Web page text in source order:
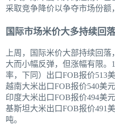
采取竞争降价以争夺市场份额
国际市场米价大多持续回
上周，国际米价大部持续回
大而小幅反弹，但涨幅有限。
率，下同）出口FOB报价513
越南大米出口FOB报价540美
印度大米出口FOB报价494美
基斯坦大米出口FOB报价491
吨。